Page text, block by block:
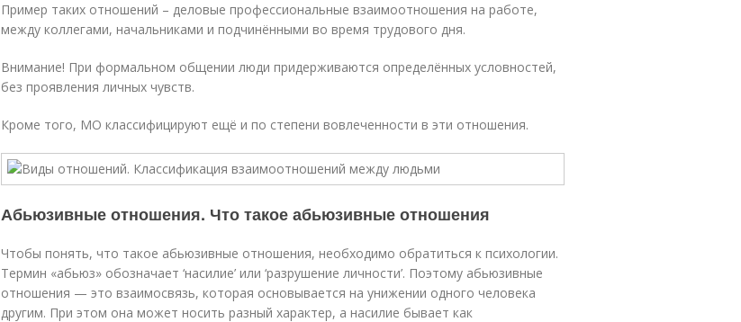
Пример таких отношений – деловые профессиональные взаимоотношения на работе,
между коллегами, начальниками и подчинёнными во время трудового дня.
Внимание! При формальном общении люди придерживаются определённых условностей,
без проявления личных чувств.
Кроме того, МО классифицируют ещё и по степени вовлеченности в эти отношения.
Абьюзивные отношения. Что такое абьюзивные отношения
Чтобы понять, что такое абьюзивные отношения, необходимо обратиться к психологии.
Термин «абьюз» обозначает ‘насилие’ или ‘разрушение личности’. Поэтому абьюзивные
отношения — это взаимосвязь, которая основывается на унижении одного человека
другим. При этом она может носить разный характер, а насилие бывает как